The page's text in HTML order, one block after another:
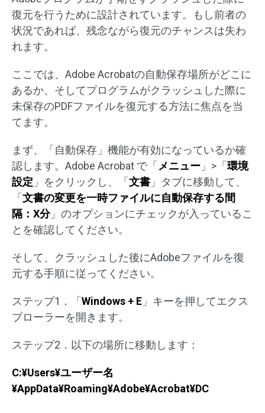
復元を行うために設計されています。もし前者の
状況であれば、残念ながら復元のチャンスは失わ
れます。
ここでは、Adobe Acrobatの自動保存場所がどこに
あるか、そしてプログラムがクラッシュした際に
未保存のPDFファイルを復元する方法に焦点を当
てます。
まず、「自動保存」機能が有効になっているか確
認します。Adobe Acrobat で「 メニュー 」>「 環境
設定 」をクリックし、「 文書 」タブに移動して、
「 文書の変更を一時ファイルに自動保存する間
隔：X分」のオプションにチェックが入っているこ
とを確認してください。
そして、クラッシュした後にAdobeファイルを復
元する手順に従ってください。
ステップ1．「 Windows + E 」キーを押してエクス
プローラーを開きます。
ステップ2．以下の場所に移動します：
C:¥Users¥ユーザー名
¥AppData¥Roaming¥Adobe¥Acrobat¥DC